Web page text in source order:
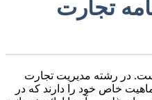
تجارت
در رشته مدیریت تجارت
خاص خود را دارند که در